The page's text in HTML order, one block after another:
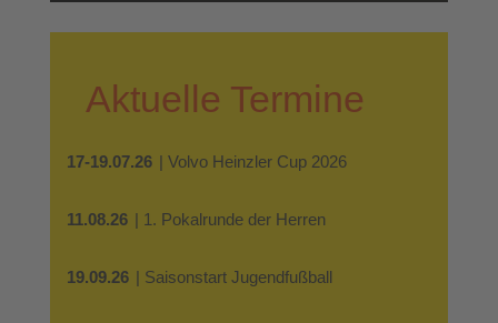
Aktuelle Termine
17-19.07.26 | Volvo Heinzler Cup 2026
11.08.26 | 1. Pokalrunde der Herren
19.09.26 | Saisonstart Jugendfußball